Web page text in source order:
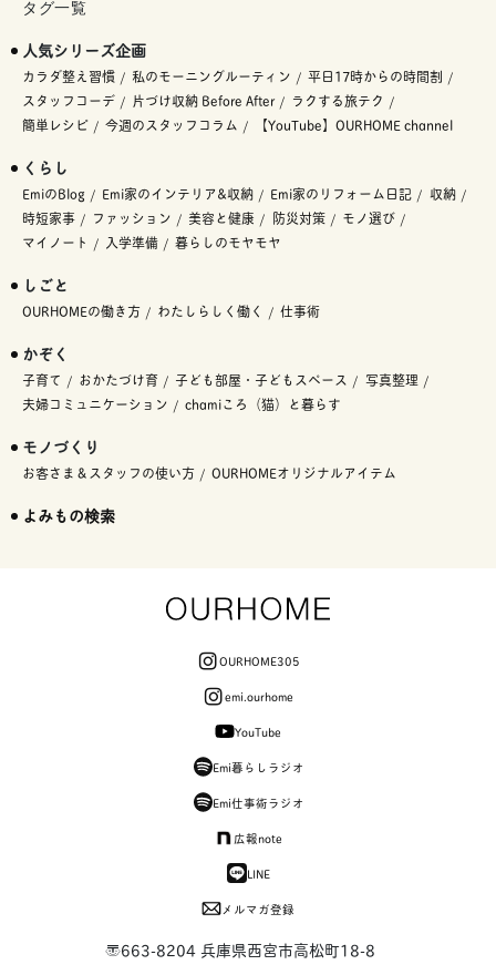
タグ一覧
人気シリーズ企画
カラダ整え習慣 私のモーニングルーティン
平日17時からの時間割
スタッフコーデ
片づけ収納 Before After
ラクする旅テク
簡単レシピ
今週のスタッフコラム 【YouTube】OURHOME channel
くらし
EmiのBlog Emi家のインテリア&収納 Emi家のリフォーム日記
収納
時短家事
ファッション 美容と健康 防災対策
モノ選び
マイノート
入学準備 暮らしのモヤモヤ
しごと
OURHOMEの働き方 わたしらしく働く 仕事術
かぞく
子育て おかたづけ育 子ども部屋・子どもスペース
写真整理
夫婦コミュニケーション
chamiころ（猫）と暮らす
モノづくり
お客さま＆スタッフの使い方 OURHOMEオリジナルアイテム
よみもの検索
OURHOME305
emi.ourhome
YouTube
Emi暮らしラジオ
Emi仕事術ラジオ
広報note
LINE
メルマガ登録
〒663-8204 兵庫県西宮市高松町18-8